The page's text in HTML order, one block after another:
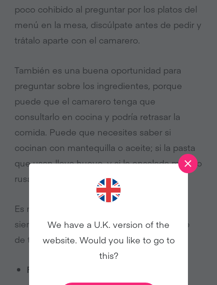
poco cohibido al preguntar por los platos del
menú en la mesa, discúlpate antes de pedir y
trátalo aparte con el camarero.
También es una buena oportunidad para
preguntar sobre los ingredientes, porque
puede que el camarero tenga que
consultarlo en cocina y podría retrasar la
comida. Puede que necesites saber si
cocinan con mantequilla o aceite; si la pasta
que usan lleva huevo, y si la ensalada mixta o
rusa puede ir sin huevo ni atún.
Es mucho más fácil preguntar cuando no
sientes que todo el mundo está pendiente
de ti.
Fiestas de trabajo y quedadas
We have a U.K. version of the
website. Would you like to go to
this?